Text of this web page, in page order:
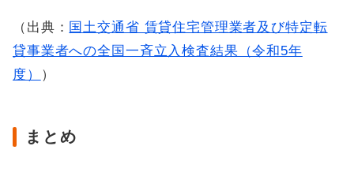
（出典： 国土交通省 賃貸住宅管理業者及び特定転
貸事業者への全国一斉立入検査結果（令和5年
度）
）
まとめ